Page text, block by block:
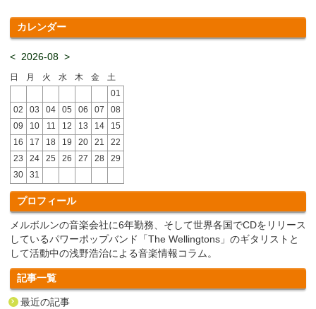
カレンダー
< 2026-08 >
日 月 火 水 木 金
土
01
02
03 04 05 06 07
08
09
10 11 12 13 14
15
16
17 18 19 20 21
22
23
24 25 26 27 28
29
30
31
プロフィール
メルボルンの音楽会社に6年勤務、そして世界各国でCDをリリース
しているパワーポップバンド「The Wellingtons」のギタリストと
して活動中の浅野浩治による音楽情報コラム。
記事一覧
最近の記事